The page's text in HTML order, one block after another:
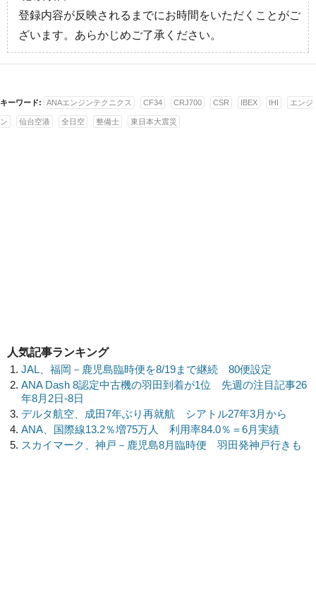
登録内容が反映されるまでにお時間をいただくことがご
ざいます。あらかじめご了承ください。
キーワード: ANAエンジンテクニクス CF34 CRJ700 CSR IBEX IHI エンジ
ン 仙台空港 全日空 整備士 東日本大震災
人気記事ランキング
JAL、福岡－鹿児島臨時便を8/19まで継続 80便設定
ANA Dash 8認定中古機の羽田到着が1位 先週の注目記事26
年8月2日-8日
デルタ航空、成田7年ぶり再就航 シアトル27年3月から
ANA、国際線13.2％増75万人 利用率84.0％＝6月実績
スカイマーク、神戸－鹿児島8月臨時便 羽田発神戸行きも